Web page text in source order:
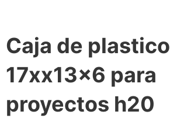
Caja de plastico
17xx13x6 para
proyectos h20